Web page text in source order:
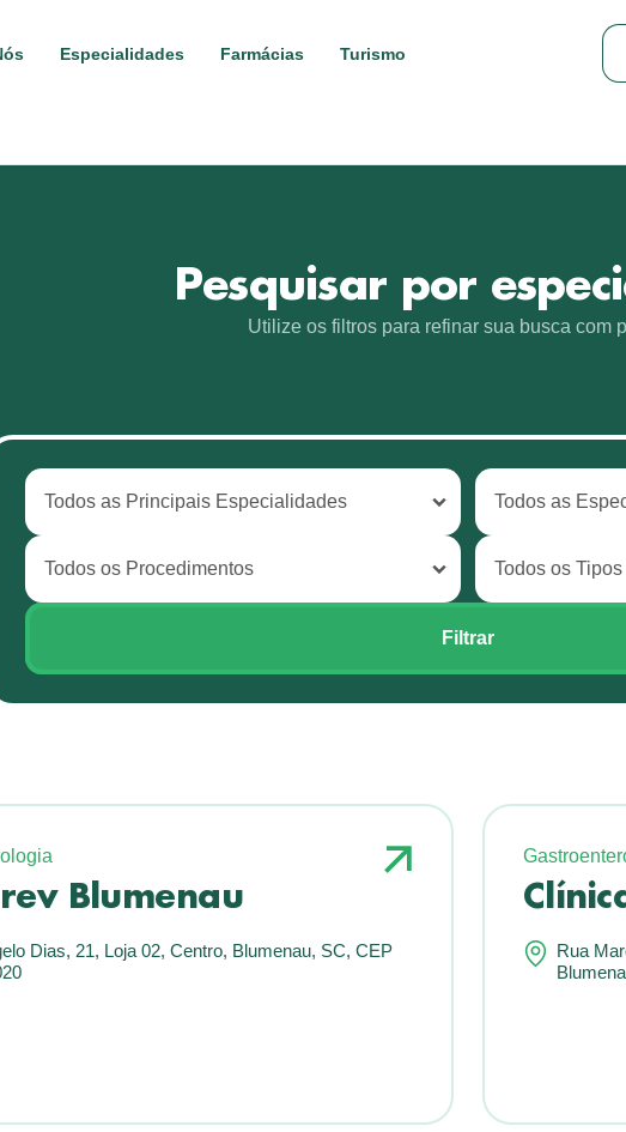
Especialidades Farmácias Turismo
Pesquisar por
Utilize os filtros para refinar sua busca com
Blumenau
Dias, 21, Loja 02, Centro, Blumenau, SC, CEP
Rua